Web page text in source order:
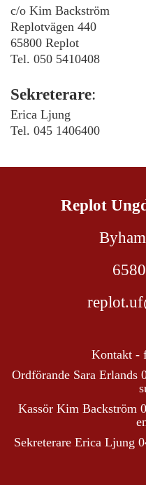
c/o Kim Backström
Replotvägen 440
65800 Replot
Tel. 050 5410408
Sekreterare:
Erica Ljung
Tel. 045 1406400
Replot
Kontakt -
Ordförande Sara Erlands
Kassör Kim Backström
Sekreterare Erica Ljung